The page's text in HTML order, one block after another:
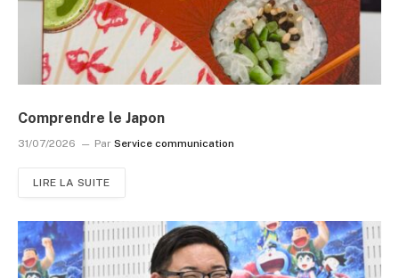
Comprendre le Japon
31/07/2026 Par Service communication
LIRE LA SUITE